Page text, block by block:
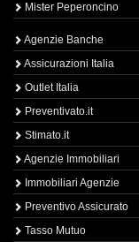
Mister Peperoncino
Agenzie Banche
Assicurazioni Italia
Outlet Italia
Preventivato.it
Stimato.it
Agenzie Immobiliari
Immobiliari Agenzie
Preventivo Assicurato
Tasso Mutuo